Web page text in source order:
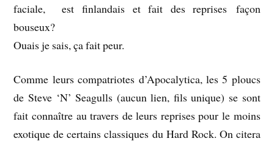
faciale, est finlandais et fait des reprises façon
bouseux?
Ouais je sais, ça fait peur.
Comme leurs compatriotes d’Apocalytica, les 5 ploucs
de Steve ‘N’ Seagulls (aucun lien, fils unique) se sont
fait connaître au travers de leurs reprises pour le moins
exotique de certains classiques du Hard Rock. On citera